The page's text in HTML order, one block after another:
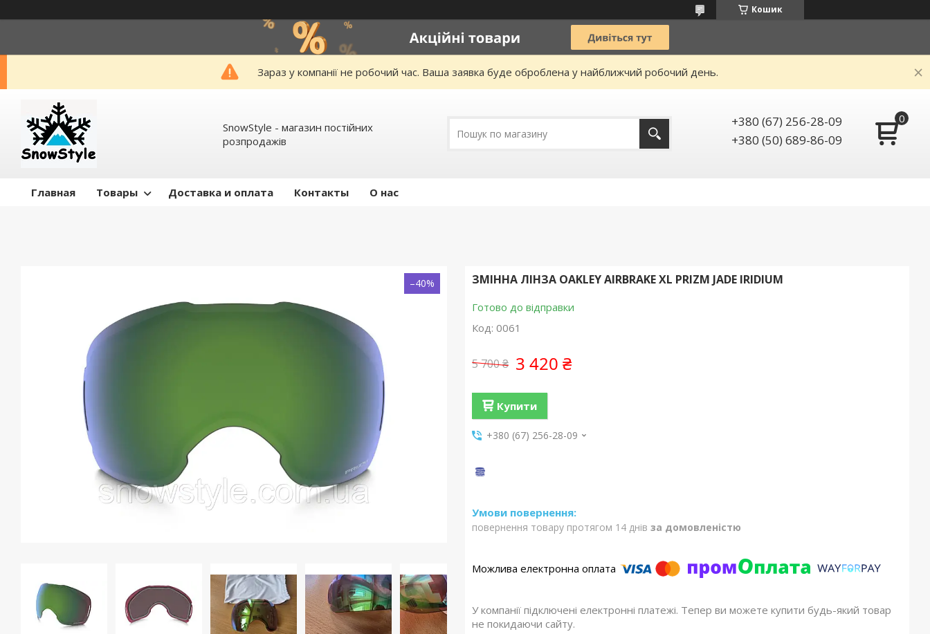
Кошик
Зараз у компанії не робочий час. Ваша заявка буде оброблена у найближчий робочий день.
SnowStyle - магазин постійних
розпродажів
+380 (67) 256-28-09
+380 (50) 689-86-09
Главная Товары Доставка и оплата Контакты О нас
–40% ЗМІННА ЛІНЗА OAKLEY AIRBRAKE XL PRIZM JADE IRIDIUM
Готово до відправки
Код: 0061
5 700 ₴ 3 420 ₴
Купити
+380 (67) 256-28-09
повернення товару протягом 14 днів за домовленістю
У компанії підключені електронні платежі. Тепер ви можете купити будь-який товар
не покидаючи сайту.